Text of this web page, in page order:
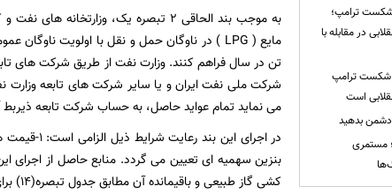
به موجب بند الحاقی ۲ تبصره یک،
تن در سال فراهم کنند. وزارت نفت از طریق شرکت های
شرکت ملی نفت ایران و یا سایر شرکت های تابعه وزارت
می نماید تمام عواید حاصل، به حساب شرکت تابعه ذیربط
در اجرای
بنزین سهمیه ای تعیین می گردد. منابع حاصل از اجرای
کشی گاز طبیعی و باقیمانده آن مطابق جدول تبصره(۱۴) برای توسعه زیرساخت استفاده از گازمایع در ناوگان حمل و نقل استفاده می شود.
شکست ترامپ؛
در مقابله با
شکست ترامپ
است
دشمن بدهید
مستمری